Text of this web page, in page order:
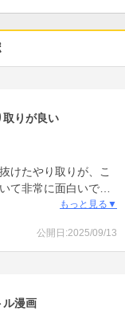
取りが良い
けたやり取りが、こ
て非常に面白いです
かれる主人公も実直
い所です
もっと見る▼
公開日:2025/09/13
ル漫画